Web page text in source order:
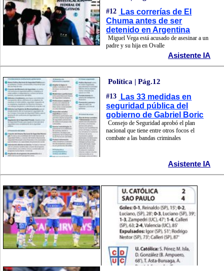
#12
Las correrías de El
Chuma antes de ser
detenido en Argentina
Miguel Vega está acusado de asesinar a un
padre y su hija en Ovalle
Asistente IA
Política | Pág.12
#13
Las 33 medidas en
seguridad pública del
gobierno de Gabriel Boric
Consejo de Seguridad aprobó el plan
nacional que tiene entre otros focos el
combate a las bandas criminales
Asistente IA